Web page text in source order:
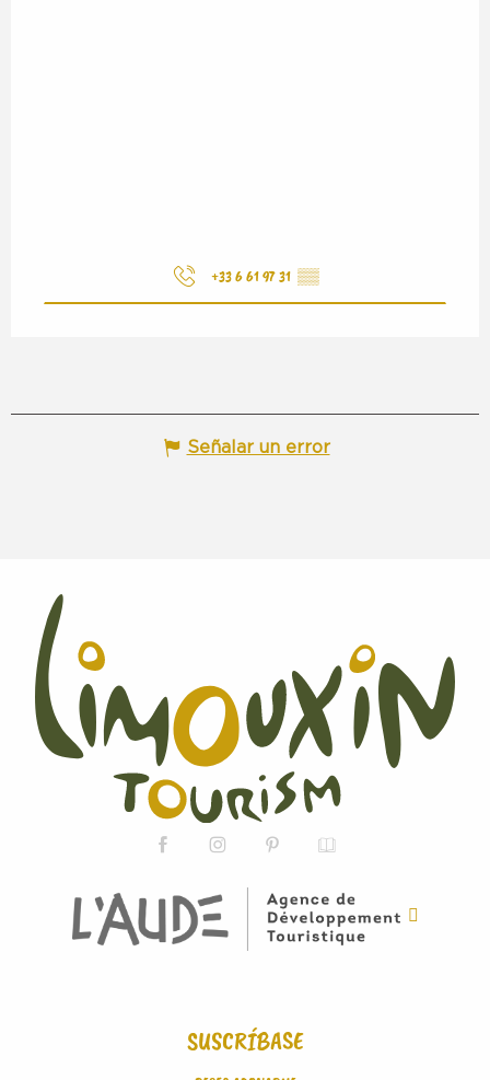
+33 6 61 97 31 ▒▒
Señalar un error
SUSCRÍBASE